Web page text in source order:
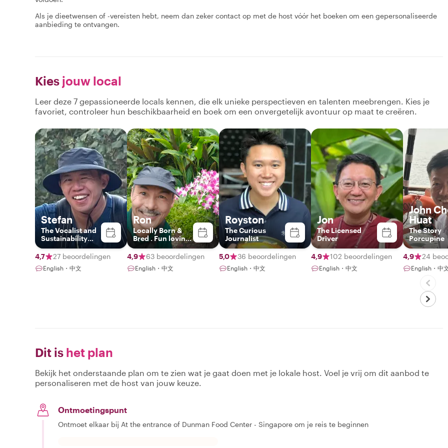
Als je dieetwensen of -vereisten hebt, neem dan zeker contact op met de host vóór het boeken om een gepersonaliseerde
aanbieding te ontvangen.
Kies jouw local
Leer deze 7 gepassioneerde locals kennen, die elk unieke perspectieven en talenten meebrengen. Kies je
favoriet, controleer hun beschikbaarheid en boek om een onvergetelijk avontuur op maat te creëren.
Stefan
The Vocalist and
Sustainability
Advocate
4,7
27 beoordelingen
English・中文
Ron
Locally Born &
Bred . Fun loving
host!
4,9
63 beoordelingen
English・中文
Royston
The Curious
Journalist
5,0 36 beoordelingen
English・中文
Jon
The Licensed
Driver
4,9 102 beoordelingen
English・中文
John
Huat
The Story
Porcupine
4,9 24
English・中
Dit is het plan
Bekijk het onderstaande plan om te zien wat je gaat doen met je lokale host. Voel je vrij om dit aanbod te
personaliseren met de host van jouw keuze.
Ontmoetingspunt
Ontmoet elkaar bij At the entrance of Dunman Food Center - Singapore om je reis te beginnen